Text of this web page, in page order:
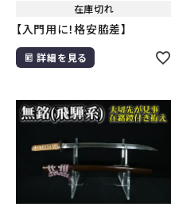
在庫切れ
【入門用に！格安脇差】
詳細を見る